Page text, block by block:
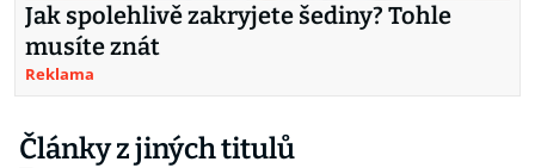
Jak spolehlivě zakryjete šediny? Tohle
musíte znát
Reklama
Články z jiných titulů